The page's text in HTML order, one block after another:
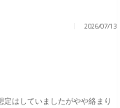
2026/07/13
はしていましたがやや絡まり